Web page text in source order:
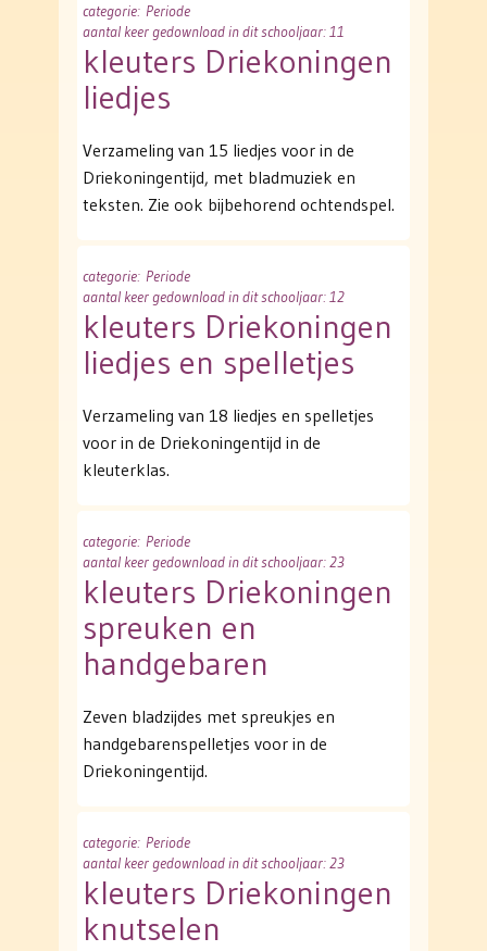
categorie: Periode
aantal keer gedownload in dit schooljaar: 11
kleuters Driekoningen
liedjes
Verzameling van 15 liedjes voor in de
Driekoningentijd, met bladmuziek en
teksten. Zie ook bijbehorend ochtendspel.
categorie: Periode
aantal keer gedownload in dit schooljaar: 12
kleuters Driekoningen
liedjes en spelletjes
Verzameling van 18 liedjes en spelletjes
voor in de Driekoningentijd in de
kleuterklas.
categorie: Periode
aantal keer gedownload in dit schooljaar: 23
kleuters Driekoningen
spreuken en
handgebaren
Zeven bladzijdes met spreukjes en
handgebarenspelletjes voor in de
Driekoningentijd.
categorie: Periode
aantal keer gedownload in dit schooljaar: 23
kleuters Driekoningen
knutselen